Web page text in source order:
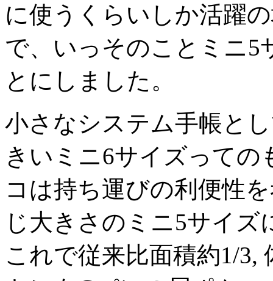
に使うくらいしか活躍
で、いっそのことミニ5
とにしました。
小さなシステム手帳と
きいミニ6サイズって
コは持ち運びの利便性
じ大きさのミニ5サイズ
これで従来比面積約1/3,